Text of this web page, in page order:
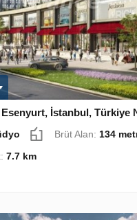
İstanbul, Türkiye
Brüt Alan: 134
7.7 km